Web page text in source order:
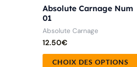
Absolute Carnage Num
01
Absolute Carnage
12.50€
CHOIX DES OPTIONS